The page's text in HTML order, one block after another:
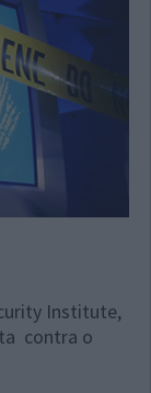
Institute,
contra o